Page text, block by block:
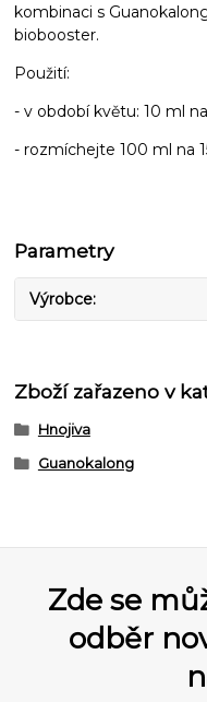
kombinaci s
biobooster.
Použití:
- v období květu: 10 ml
- rozmíchejte 100 ml na
Parametry
Výrobce
Zboží zařazeno v
Hnojiva
Guanokalong
Zde se
odběr